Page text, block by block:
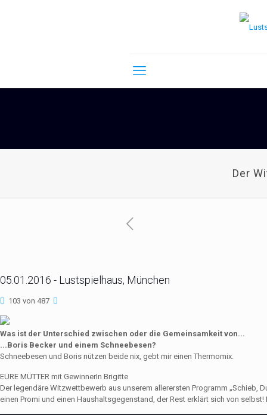
Der
05.01.2016 - Lustspielhaus, München
103 von 487
Was ist der Unterschied zwischen oder die Gemeinsamkeit von...
...Boris Becker und einem Schneebesen?
Schneebesen und Boris nützen beide nix, gebt mir einen Thermomix.
EURE MÜTTER mit GewinnerIn Brigitte
Der legendäre Witzwettbewerb aus unserem allerersten Programm „Schieb,
einen Promi und einen Haushaltsgegenstand, der Rest erklärt sich von